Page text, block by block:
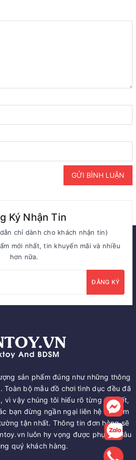
GỬI BÌNH LUẬN
Ký Nhận Tin
chỉ dành cho khách nhận tin)
mới nhất, tin khuyến mãi và nhiều
hơn nữa.
ĐĂNG KÝ
sản phẩm đúng như những thông
Toàn bộ mẫu đồ chơi tình dục đều đã
vì vậy chúng tôi hiểu rõ từng chi tiết,
bạn đừng ngần ngại liên hệ để nắm
tận nhất. Thông tin đơn hàng sẽ
luôn hy vọng được phục vụ lâu
quý khách hàng.